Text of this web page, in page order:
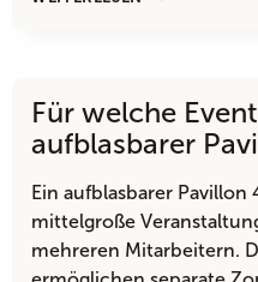
PAVILLON
Für welche
aufblasbarer
Ein aufblasbarer
mittelgroße
mehreren Mitarbeitern.